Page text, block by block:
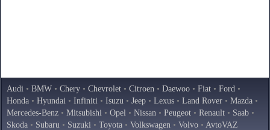
Audi • BMW • Chery • Chevrolet • Citroen • Daewoo • Fiat • Ford •
Honda • Hyundai • Infiniti • Isuzu • Jeep • Lexus • Land Rover • Mazda •
Mercedes-Benz • Mitsubishi • Opel • Nissan • Peugeot • Renault • Saab •
Skoda • Subaru • Suzuki • Toyota • Volkswagen • Volvo • AvtoVAZ